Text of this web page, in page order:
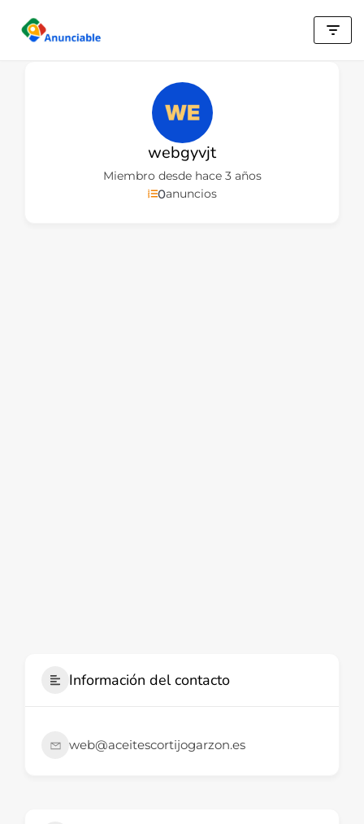
Saltar
webgyvjt
Miembro desde hace 3 años
0anuncios
Información del contacto
web@aceitescortijogarzon.es